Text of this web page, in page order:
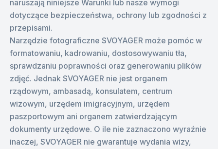
naruszają niniejsze Warunki lub nasze wymogi
dotyczące bezpieczeństwa, ochrony lub zgodności z
przepisami.
Narzędzie fotograficzne SVOYAGER może pomóc w
formatowaniu, kadrowaniu, dostosowywaniu tła,
sprawdzaniu poprawności oraz generowaniu plików
zdjęć. Jednak SVOYAGER nie jest organem
rządowym, ambasadą, konsulatem, centrum
wizowym, urzędem imigracyjnym, urzędem
paszportowym ani organem zatwierdzającym
dokumenty urzędowe. O ile nie zaznaczono wyraźnie
inaczej, SVOYAGER nie gwarantuje wydania wizy,